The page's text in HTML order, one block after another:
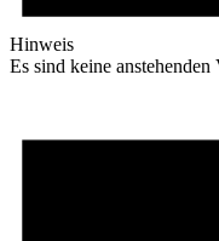
Hinweis
Es sind keine